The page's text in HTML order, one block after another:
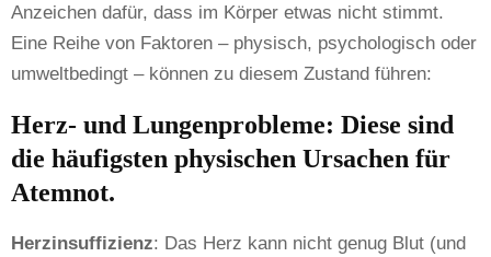
Anzeichen dafür, dass im Körper etwas nicht stimmt.
Eine Reihe von Faktoren – physisch, psychologisch oder
umweltbedingt – können zu diesem Zustand führen:
Herz- und Lungenprobleme: Diese sind
die häufigsten physischen Ursachen für
Atemnot.
Herzinsuffizienz: Das Herz kann nicht genug Blut (und